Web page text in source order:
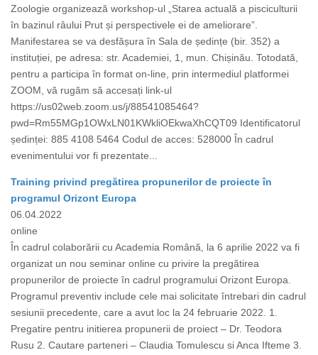
Zoologie organizează workshop-ul „Starea actuală a pisciculturii
în bazinul râului Prut și perspectivele ei de ameliorare”.
Manifestarea se va desfășura în Sala de ședințe (bir. 352) a
instituției, pe adresa: str. Academiei, 1, mun. Chișinău. Totodată,
pentru a participa în format on-line, prin intermediul platformei
ZOOM, vă rugăm să accesați link-ul
https://us02web.zoom.us/j/88541085464?
pwd=Rm55MGp1OWxLN01KWkliOEkwaXhCQT09 Identificatorul
ședinței: 885 4108 5464 Codul de acces: 528000 În cadrul
evenimentului vor fi prezentate...
Training privind pregătirea propunerilor de proiecte în
programul Orizont Europa
06.04.2022
online
În cadrul colaborării cu Academia Română, la 6 aprilie 2022 va fi
organizat un nou seminar online cu privire la pregătirea
propunerilor de proiecte în cadrul programului Orizont Europa.
Programul preventiv include cele mai solicitate întrebari din cadrul
sesiunii precedente, care a avut loc la 24 februarie 2022. 1.
Pregatire pentru initierea propunerii de proiect – Dr. Teodora
Rusu 2. Cautare parteneri – Claudia Tomulescu si Anca Ifteme 3.